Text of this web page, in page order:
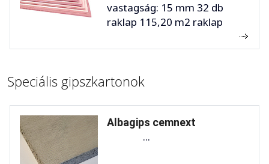
vastagság: 15 mm 32 db
raklap 115,20 m2 raklap
Speciális gipszkartonok
Albagips cemnext
...